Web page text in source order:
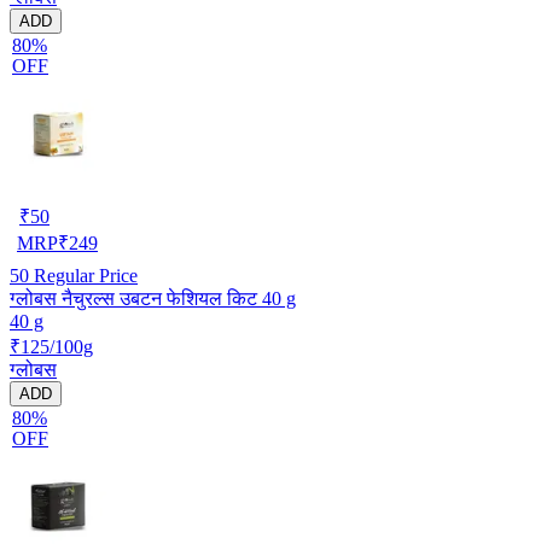
ADD
80%
OFF
₹50
MRP₹249
50 Regular Price
ग्लोबस नैचुरल्स उबटन फेशियल किट 40 g
40 g
₹125/100g
ग्लोबस
ADD
80%
OFF